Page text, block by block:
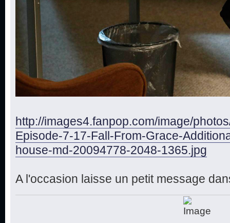
http://images4.fanpop.com/image/
Episode-7-17-Fall-From-Grace-
house-md-20094778-2048-1365.jpg
A l'occasion laisse un petit message